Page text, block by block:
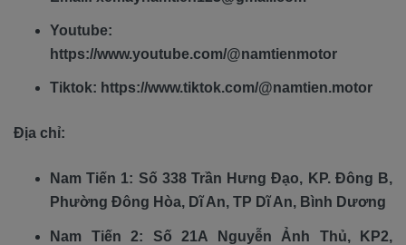
Youtube:
https://www.youtube.com/@namtienmotor
Tiktok: https://www.tiktok.com/@namtien.motor
Địa chỉ:
Nam Tiến 1: Số 338 Trần Hưng Đạo, KP. Đông B,
Phường Đông Hòa, Dĩ An, TP Dĩ An, Bình Dương
Nam Tiến 2: Số 21A Nguyễn Ảnh Thủ, KP2,